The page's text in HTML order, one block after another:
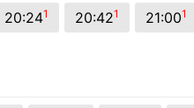
20:241 20:421 21:001